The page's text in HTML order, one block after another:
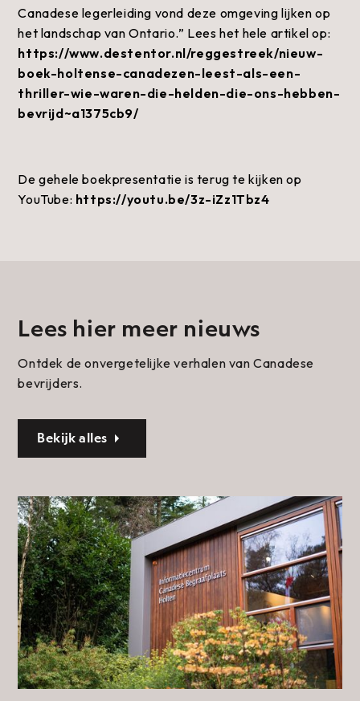
Canadese legerleiding vond deze omgeving lijken op
het landschap van Ontario.” Lees het hele artikel op:
https://www.destentor.nl/reggestreek/nieuw-
boek-holtense-canadezen-leest-als-een-
thriller-wie-waren-die-helden-die-ons-hebben-
bevrijd~a1375cb9/
De gehele boekpresentatie is terug te kijken op
YouTube: https://youtu.be/3z-iZz1Tbz4
Lees hier meer nieuws
Ontdek de onvergetelijke verhalen van Canadese
bevrijders.
Bekijk alles